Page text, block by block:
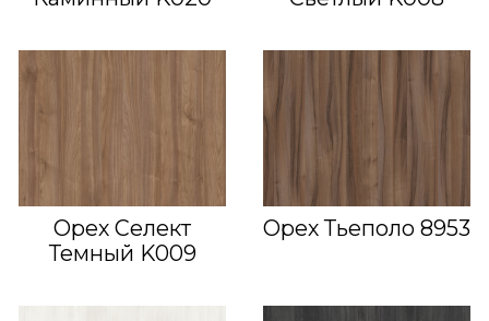
Орех Селект
Темный K009
Орех Тьеполо 8953